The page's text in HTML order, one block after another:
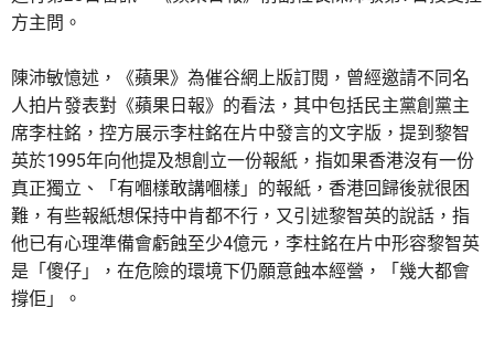
方主問。
陳沛敏憶述，《蘋果》為催谷網上版訂閱，曾經邀請不同名
人拍片發表對《蘋果日報》的看法，其中包括民主黨創黨主
席李柱銘，控方展示李柱銘在片中發言的文字版，提到黎智
英於1995年向他提及想創立一份報紙，指如果香港沒有一份
真正獨立、「有嗰樣敢講嗰樣」的報紙，香港回歸後就很困
難，有些報紙想保持中肯都不行，又引述黎智英的說話，指
他已有心理準備會虧蝕至少4億元，李柱銘在片中形容黎智英
是「傻仔」，在危險的環境下仍願意蝕本經營，「幾大都會
撐佢」。